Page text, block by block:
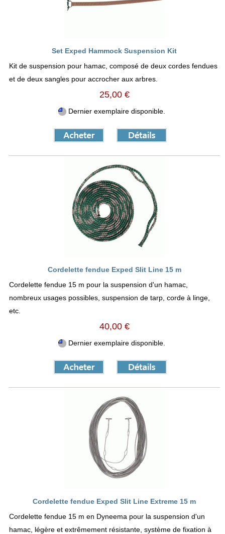
Set Exped Hammock Suspension Kit
Kit de suspension pour hamac, composé de deux cordes fendues
et de deux sangles pour accrocher aux arbres.
25,00 €
Dernier exemplaire disponible.
Cordelette fendue Exped Slit Line 15 m
Cordelette fendue 15 m pour la suspension d'un hamac,
nombreux usages possibles, suspension de tarp, corde à linge,
etc.
40,00 €
Dernier exemplaire disponible.
Cordelette fendue Exped Slit Line Extreme 15 m
Cordelette fendue 15 m en Dyneema pour la suspension d'un
hamac, légère et extrêmement résistante, système de fixation à